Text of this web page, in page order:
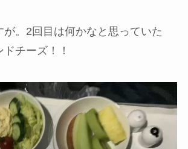
が。2回目は何かなと思っていた
チーズ！！